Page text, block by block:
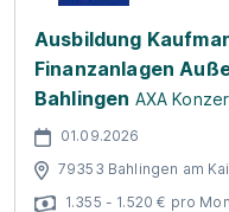
Ausbildung
Finanzanlagen
Bahlingen AXA
01.09.2026
79353 Bahlingen am
1.355 - 1.520 € pro